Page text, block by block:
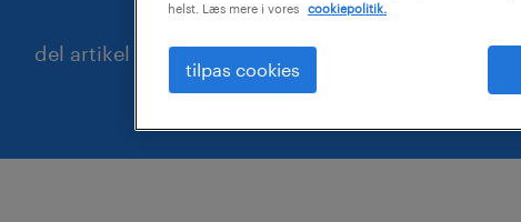
del artikel
helst. Læs mere i vores
cookiepolitik.
tilpas cookies